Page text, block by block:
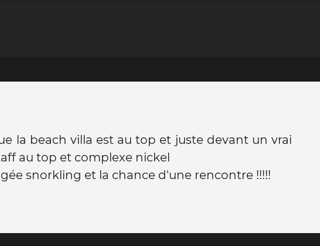
la beach villa est au top et juste devant un vrai
au top et complexe nickel
snorkling et la chance d'une rencontre !!!!!